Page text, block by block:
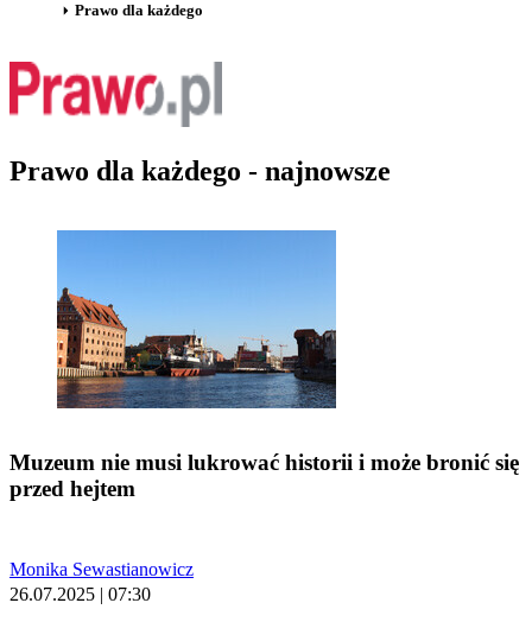
Prawo dla każdego
Prawo dla każdego - najnowsze
Muzeum nie musi lukrować historii i może bronić się
przed hejtem
Monika Sewastianowicz
26.07.2025 | 07:30